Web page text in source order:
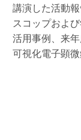
講演した活動報
スコップおよ
活用事例、来
可視化電子顕微